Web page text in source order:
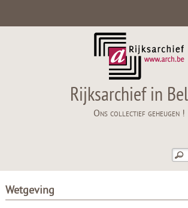
Rijksarchief in
Ons collectief geheugen !
Wetgeving